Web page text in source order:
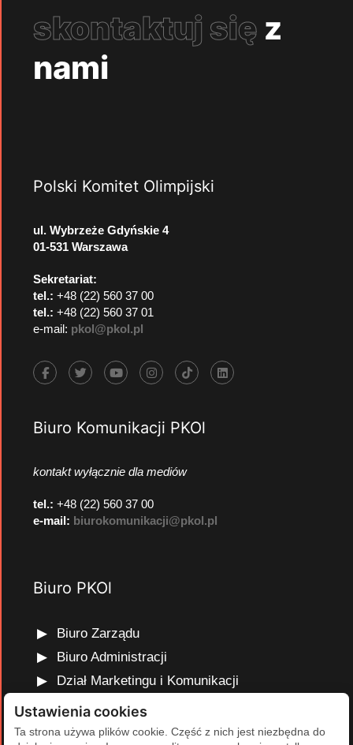
skontaktuj się z
nami
Polski Komitet Olimpijski
ul. Wybrzeże Gdyńskie 4
01-531 Warszawa
Sekretariat:
tel.: +48 (22) 560 37 00
tel.: +48 (22) 560 37 01
e-mail: pkol@pkol.pl
Biuro Komunikacji PKOl
kontakt wyłącznie dla mediów
tel.: +48 (22) 560 37 00
e-mail: biurokomunikacji@pkol.pl
Biuro PKOl
Biuro Zarządu
Biuro Administracji
Dział Marketingu i Komunikacji
Dział Edukacji Olimpijskiej
Dział Finansów i Kadr
Ustawienia cookies
Ta strona używa plików cookie. Część z nich jest niezbędna do